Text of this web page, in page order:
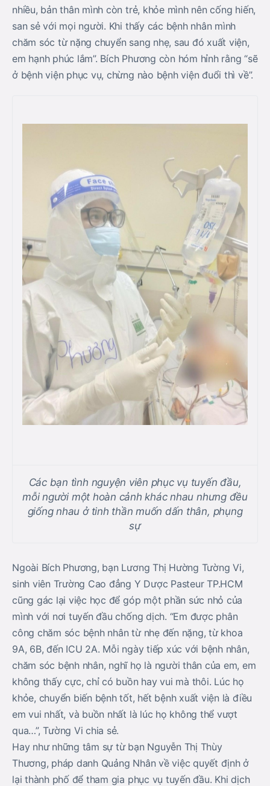
nhiều, bản thân mình còn trẻ, khỏe mình nên cống hiến,
san sẻ với mọi người. Khi thấy các bệnh nhân mình
chăm sóc từ nặng chuyển sang nhẹ, sau đó xuất viện,
em hạnh phúc lắm”. Bích Phương còn hóm hỉnh rằng “sẽ
ở bệnh viện phục vụ, chừng nào bệnh viện đuổi thì về”.
Các bạn tình nguyện viên phục vụ tuyến đầu,
mỗi người một hoàn cảnh khác nhau nhưng đều
giống nhau ở tinh thần muốn dấn thân, phụng
sự
Ngoài Bích Phương, bạn Lương Thị Hường Tường Vi,
sinh viên Trường Cao đẳng Y Dược Pasteur TP.HCM
cũng gác lại việc học để góp một phần sức nhỏ của
mình với nơi tuyến đầu chống dịch. “Em được phân
công chăm sóc bệnh nhân từ nhẹ đến nặng, từ khoa
9A, 6B, đến ICU 2A. Mỗi ngày tiếp xúc với bệnh nhân,
chăm sóc bệnh nhân, nghĩ họ là người thân của em, em
không thấy cực, chỉ có buồn hay vui mà thôi. Lúc họ
khỏe, chuyển biến bệnh tốt, hết bệnh xuất viện là điều
em vui nhất, và buồn nhất là lúc họ không thể vượt
qua…”, Tường Vi chia sẻ.
Hay như những tâm sự từ bạn Nguyễn Thị Thùy
Thương, pháp danh Quảng Nhân về việc quyết định ở
lại thành phố để tham gia phục vụ tuyến đầu. Khi dịch